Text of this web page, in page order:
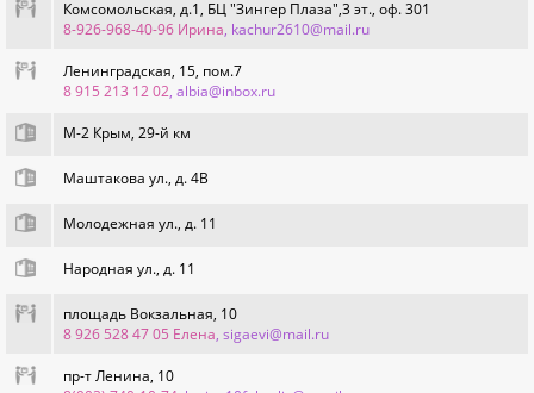
Комсомольская, д.1, БЦ "Зингер Плаза",3 эт., оф. 301
8-926-968-40-96 Ирина, kachur2610@mail.ru
Ленинградская, 15, пом.7
8 915 213 12 02, albia@inbox.ru
М-2 Крым, 29-й км
Маштакова ул., д. 4В
Молодежная ул., д. 11
Народная ул., д. 11
площадь Вокзальная, 10
8 926 528 47 05 Елена, sigaevi@mail.ru
пр-т Ленина, 10